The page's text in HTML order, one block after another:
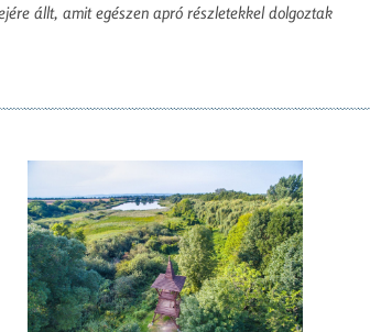
állt, amit egészen apró részletekkel dolgoztak